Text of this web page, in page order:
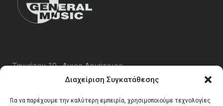
Διαχείριση Συγκατάθεσης
Για να παρέχουμε την καλύτερη εμπειρία, χρησιμοποιούμε τεχνολογίες
Ταυγέτου 19 , Αγιος Δημήτριος